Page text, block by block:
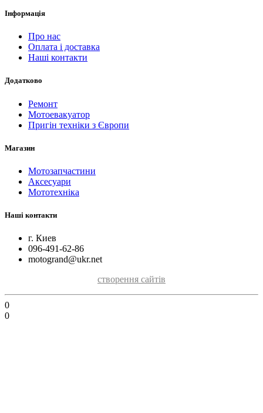
Інформація
Про нас
Оплата і доставка
Наші контакти
Додатково
Ремонт
Мотоевакуатор
Пригін техніки з Європи
Магазин
Мотозапчастини
Аксесуари
Мототехніка
Наші контакти
г. Киев
096-491-62-86
motogrand@ukr.net
створення сайтів
0
0